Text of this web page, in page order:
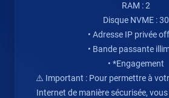
RAM : 2
Disque NVME : 30
• Adresse IP privée
• Bande passante
• *Engagement
⚠️ Important : Pour permettre à
Internet de manière sécurisée,